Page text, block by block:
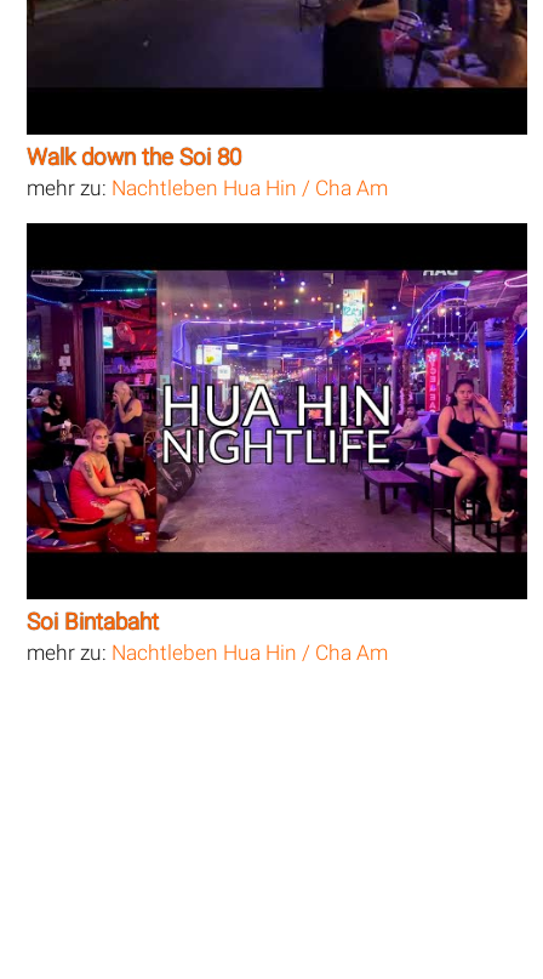
Walk down the Soi 80
mehr zu: Nachtleben Hua Hin / Cha Am
Soi Bintabaht
mehr zu: Nachtleben Hua Hin / Cha Am